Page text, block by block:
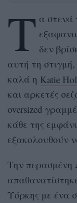
Τ α στενά
δεν
αυτή τη
καλά η Katie
και αρκετές
oversized
κάθε της
εξακολουθούν
Την περασμένη
Υόρκης με ένα